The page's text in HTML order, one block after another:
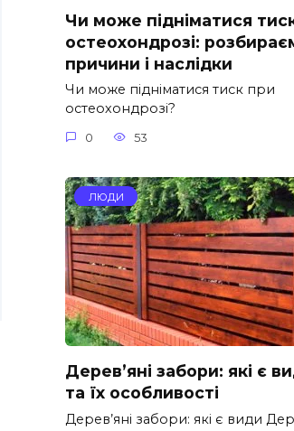
Чи може підніматися
остеохондрозі:
причини і наслідки
Чи може підніматися тиск при
остеохондрозі?
0 53
ЛЮДИ
Дерев’яні забори: які є
та їх особливості
Дерев’яні забори: які є види